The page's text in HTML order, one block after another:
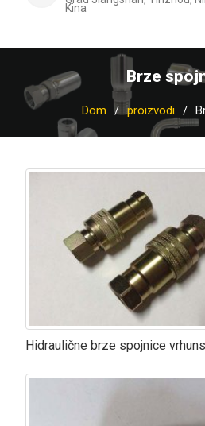
Kina
Brze
Dom proizvodi
Hidraulične brze spojnice